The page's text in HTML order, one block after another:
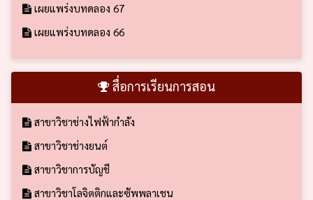
เผยแพร่งบทดลอง 67
เผยแพร่งบทดลอง 66
สื่อการเรียนการสอน
สาขาวิชาช่างไฟฟ้ากำลัง
สาขาวิชาช่างยนต์
สาขาวิชาการบัญชี
สาขาวิชาโลจิตติกและซัพพลาเชน